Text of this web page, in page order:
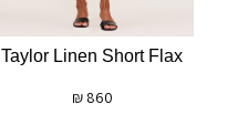
Taylor Linen Short Flax
860
₪